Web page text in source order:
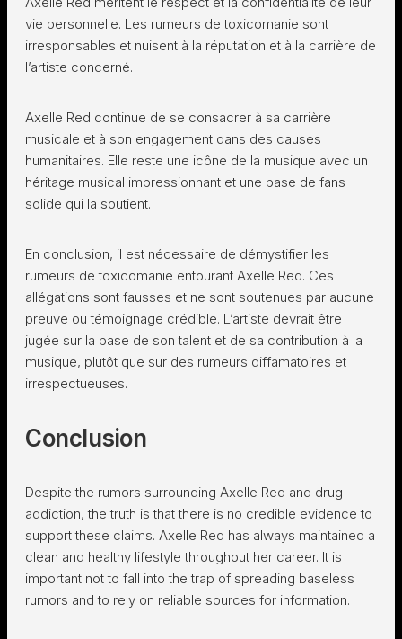
vie personnelle. Les rumeurs de toxicomanie sont
irresponsables et nuisent à la réputation et à la carrière de
l’artiste concerné.
Axelle Red continue de se consacrer à sa carrière
musicale et à son engagement dans des causes
humanitaires. Elle reste une icône de la musique avec un
héritage musical impressionnant et une base de fans
solide qui la soutient.
En conclusion, il est nécessaire de démystifier les
rumeurs de toxicomanie entourant Axelle Red. Ces
allégations sont fausses et ne sont soutenues par aucune
preuve ou témoignage crédible. L’artiste devrait être
jugée sur la base de son talent et de sa contribution à la
musique, plutôt que sur des rumeurs diffamatoires et
irrespectueuses.
Conclusion
Despite the rumors surrounding Axelle Red and drug
addiction, the truth is that there is no credible evidence to
support these claims. Axelle Red has always maintained a
clean and healthy lifestyle throughout her career. It is
important not to fall into the trap of spreading baseless
rumors and to rely on reliable sources for information.